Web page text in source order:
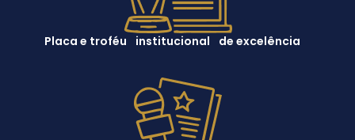
Placa e troféu institucional de excelência